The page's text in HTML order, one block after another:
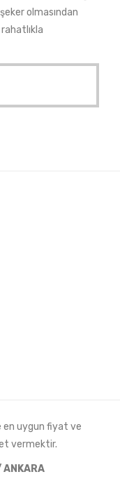
olmasından
en uygun fiyat ve
vermektir.